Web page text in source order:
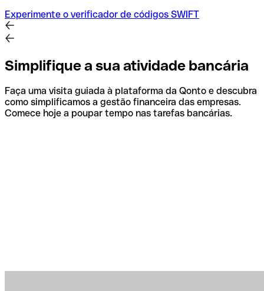
Experimente o verificador de códigos SWIFT
Simplifique a sua atividade bancária
Faça uma visita guiada à plataforma da Qonto e descubra
como simplificamos a gestão financeira das empresas.
Comece hoje a poupar tempo nas tarefas bancárias.